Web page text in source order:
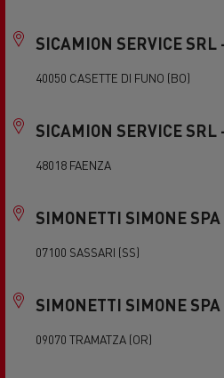
SICAMION SERVICE
40050 CASETTE DI FUNO (BO)
SICAMION SERVICE SRL
48018 FAENZA
SIMONETTI SIMONE
07100 SASSARI (SS)
SIMONETTI SIMONE
09070 TRAMATZA (OR)